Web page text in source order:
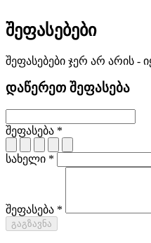
შეფასებები
შეფასებები ჯერ არ არის -
დაწერეთ შეფასება
შეფასება *
სახელი *
შეფასება *
გაგზავნა